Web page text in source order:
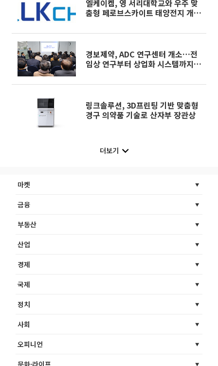
엘케이켐, 영 서리대학교와 우주 맞
춤형 페로브스카이트 태양전지 개발
경보제약, ADC 연구센터 개소…전
임상 연구부터 상업화 시스템까지
링크솔루션, 3D프린팅 기반 맞춤형
경구 의약품 기술로 산자부 장관상
더보기
마켓
금융
부동산
산업
경제
국제
정치
사회
오피니언
문화·라이프